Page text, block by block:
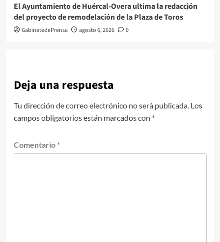
El Ayuntamiento de Huércal-Overa ultima la redacción
del proyecto de remodelación de la Plaza de Toros
GabinetedePrensa agosto 6, 2026 0
Deja una respuesta
Tu dirección de correo electrónico no será publicada. Los
campos obligatorios están marcados con *
Comentario *